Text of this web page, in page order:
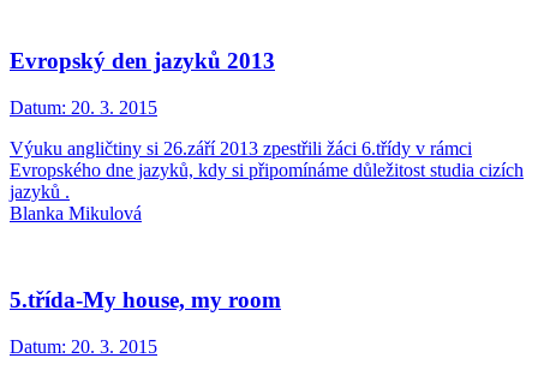
Evropský den jazyků 2013
Datum: 20. 3. 2015
Výuku angličtiny si 26.září 2013 zpestřili žáci 6.třídy v rámci
Evropského dne jazyků, kdy si připomínáme důležitost studia cizích
jazyků .
Blanka Mikulová
5.třída-My house, my room
Datum: 20. 3. 2015